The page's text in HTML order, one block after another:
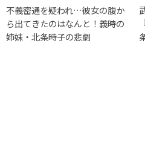
不義密通を疑われ…彼女の腹か
ら出てきたのはなんと！義時の
姉妹・北条時子の悲劇